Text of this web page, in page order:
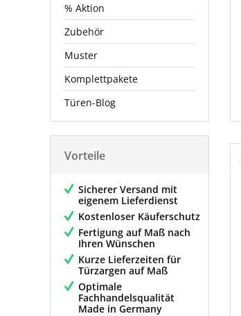
% Aktion
Zubehör
Muster
Komplettpakete
Türen-Blog
Vorteile
Sicherer Versand mit
eigenem Lieferdienst
Kostenloser Käuferschutz
Fertigung auf Maß nach
Ihren Wünschen
Kurze Lieferzeiten für
Türzargen auf Maß
Optimale
Fachhandelsqualität
Made in Germany